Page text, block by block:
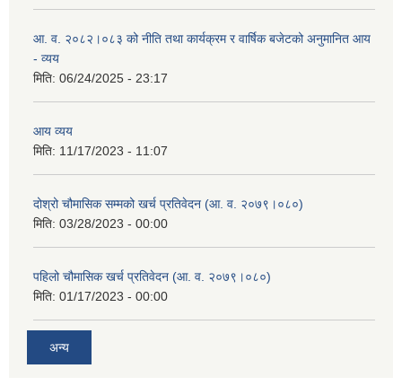
आ. व. २०८२।०८३ को नीति तथा कार्यक्रम र वार्षिक बजेटको अनुमानित आय
- व्यय
मिति: 06/24/2025 - 23:17
आय व्यय
मिति: 11/17/2023 - 11:07
दोश्रो चौमासिक सम्मको खर्च प्रतिवेदन (आ. व. २०७९।०८०)
मिति: 03/28/2023 - 00:00
पहिलो चौमासिक खर्च प्रतिवेदन (आ. व. २०७९।०८०)
मिति: 01/17/2023 - 00:00
अन्य